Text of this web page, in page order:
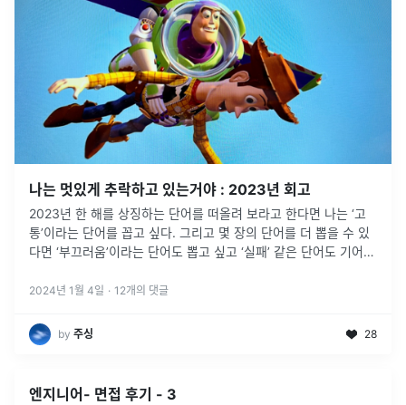
나는 멋있게 추락하고 있는거야 : 2023년 회고
2023년 한 해를 상징하는 단어를 떠올려 보라고 한다면 나는 ‘고
통’이라는 단어를 꼽고 싶다. 그리고 몇 장의 단어를 더 뽑을 수 있
다면 ‘부끄러움’이라는 단어도 뽑고 싶고 ‘실패’ 같은 단어도 기어이
2024년 1월 4일 · 12개의 댓글
by 주싱 28
엔지니어- 면접 후기 - 3